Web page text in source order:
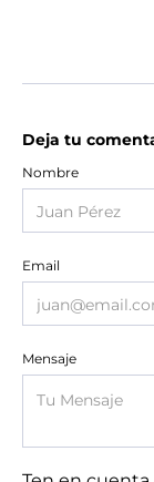
Deja tu
Nombre
Email
Mensaje